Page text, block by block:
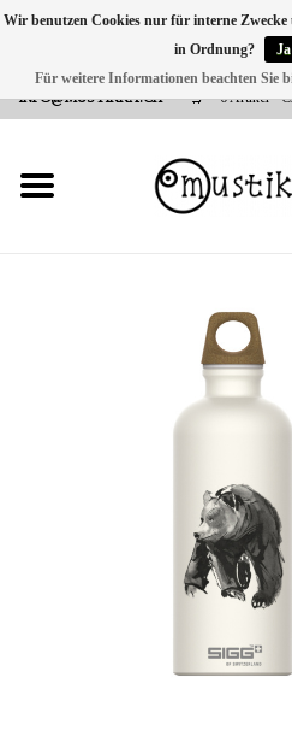
VERSANDKOSTEN 0 CHF INNERHALB
INFO@MUSTIKKA.CH
0 Artikel -
NEU BEI UNS
SHOP - A PIECE OF
FINLAND FOR YOU
Wir benutzen Cookies nur für interne Zwecke
in Ordnung?
Ja
Für weitere Informationen beachten Sie